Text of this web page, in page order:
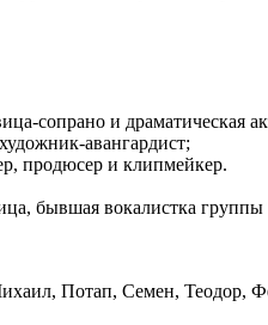
сопрано и драматическая
авангардист;
продюсер и клипмейкер.
бывшая вокалистка группы
Потап, Семен, Теодор,